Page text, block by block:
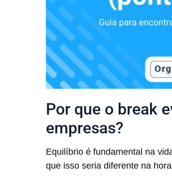
Por que o break
empresas?
Equilíbrio é fundamental na
que isso seria diferente na